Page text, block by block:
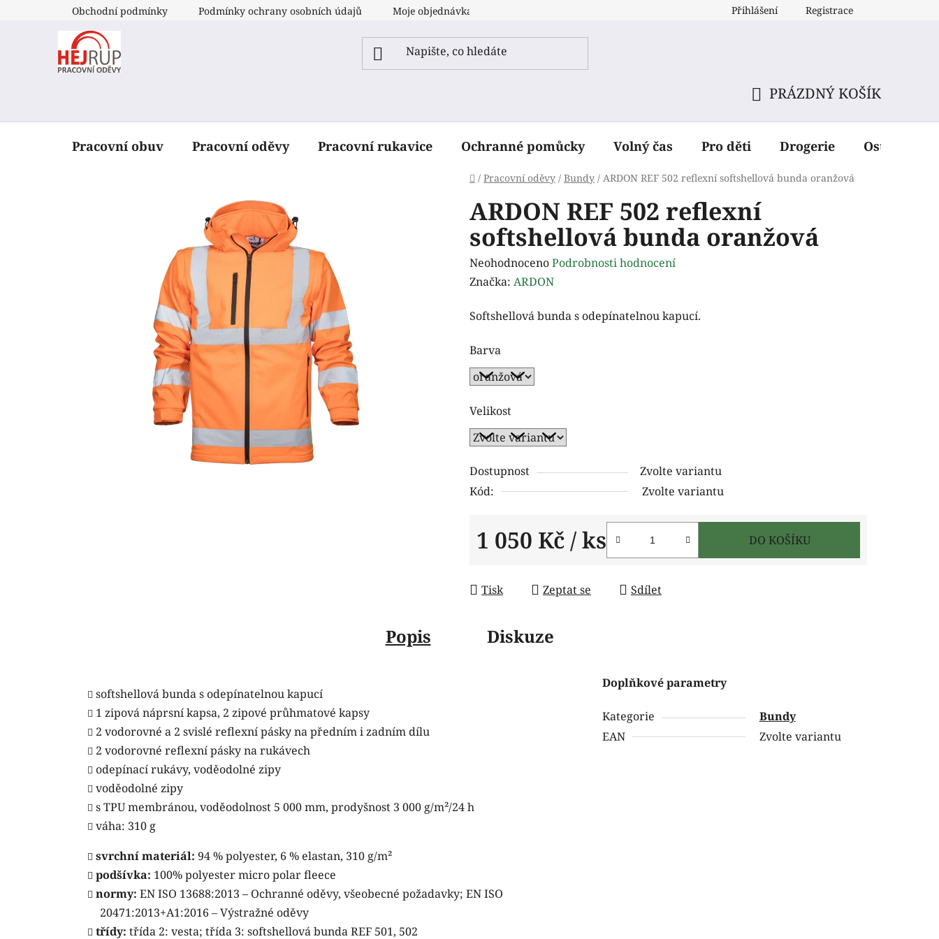
Obchodní podmínky Podmínky ochrany osobních údajů Moje objednávka Přihlášení Registrace
KOŠÍK
PRÁZDNÝ KOŠÍK
Pracovní obuv Pracovní oděvy Pracovní rukavice Ochranné pomůcky Volný čas Pro děti Drogerie Ostatní
Domů
/ Pracovní oděvy / Bundy / ARDON REF 502 reflexní softshellová bunda oranžová
ARDON REF 502 reflexní
softshellová bunda oranžová
Průměrné
hodnocení
je
z
5
NeohodnocenoPodrobnosti hodnocení
Značka: ARDON
Softshellová bunda s odepínatelnou kapucí.
Barva
Velikost
Dostupnost
Zvolte variantu
Kód:
Zvolte variantu
1 050 Kč / ks DO KOŠÍKU
Tisk Zeptat se Sdílet
Popis Diskuze
softshellová bunda s odepínatelnou kapucí
1 zipová náprsní kapsa, 2 zipové průhmatové kapsy
2 vodorovné a 2 svislé reflexní pásky na předním i zadním dílu
2 vodorovné reflexní pásky na rukávech
odepínací rukávy, voděodolné zipy
voděodolné zipy
s TPU membránou, voděodolnost 5 000 mm, prodyšnost 3 000 g/m²/24 h
váha: 310 g
svrchní materiál: 94 % polyester, 6 % elastan, 310 g/m²
podšívka: 100% polyester micro polar fleece
normy: EN ISO 13688:2013 – Ochranné oděvy, všeobecné požadavky; EN ISO
20471:2013+A1:2016 – Výstražné oděvy
třídy: třída 2: vesta; třída 3: softshellová bunda REF 501, 502
Doplňkové parametry
Kategorie
Bundy
EAN
Zvolte variantu